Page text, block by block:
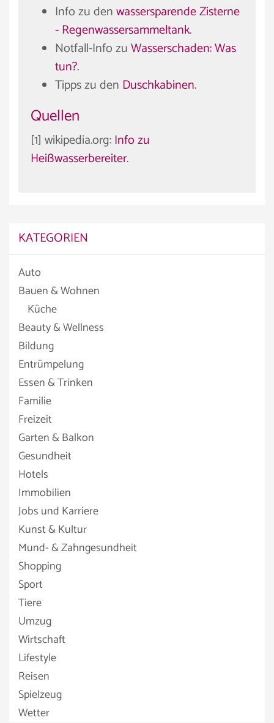
Info zu denwassersparende Zisterne
- Regenwassersammeltank.
Notfall-Info zuWasserschaden: Was
tun?.
Tipps zu den Duschkabinen.
Quellen
[1] wikipedia.org:Info zu
Heißwasserbereiter.
KATEGORIEN
Auto
Bauen & Wohnen
Küche
Beauty & Wellness
Bildung
Entrümpelung
Essen & Trinken
Familie
Freizeit
Garten & Balkon
Gesundheit
Hotels
Immobilien
Jobs und Karriere
Kunst & Kultur
Mund- & Zahngesundheit
Shopping
Sport
Tiere
Umzug
Wirtschaft
Lifestyle
Reisen
Spielzeug
Wetter